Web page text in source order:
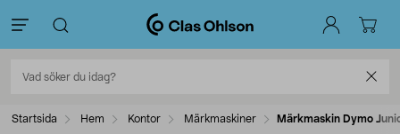
Startsida Hem Kontor Märkmaskiner Märkmaskin Dymo